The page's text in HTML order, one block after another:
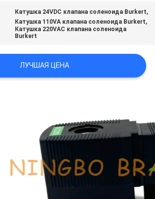
Катушка 24VDC клапана соленоида Burkert,
Катушка 110VA клапана соленоида Burkert,
Катушка 220VAC клапана соленоида
Burkert
ЛУЧШАЯ ЦЕНА